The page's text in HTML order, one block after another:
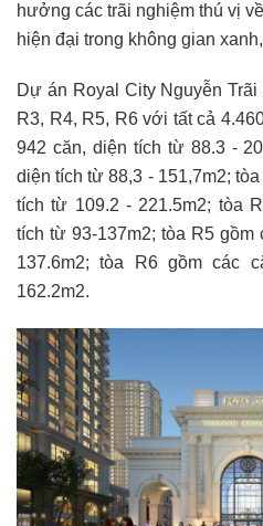
hưởng các trãi nghiệm thú vị
hiện đại trong không gian
Dự án Royal City Nguyễn
R3, R4, R5, R6 với tất cả
942 căn, diện tích từ 88.3 -
diện tích từ 88,3 - 151,7m2;
tích từ 109.2 - 221.5m2; tòa
tích từ 93-137m2; tòa R5
137.6m2; tòa R6 gồm các
162.2m2.